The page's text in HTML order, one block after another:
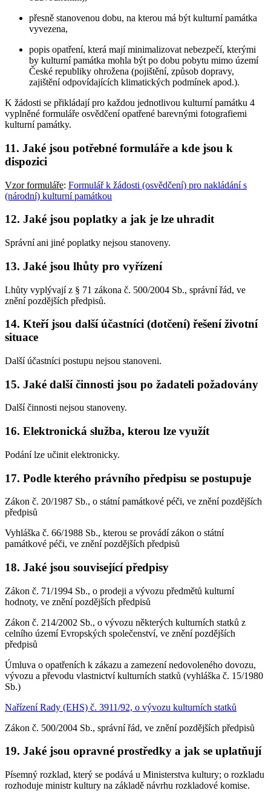
přesně stanovenou dobu, na kterou má být kulturní památka
vyvezena,
popis opatření, která mají minimalizovat nebezpečí, kterými
by kulturní památka mohla být po dobu pobytu mimo území
České republiky ohrožena (pojištění, způsob dopravy,
zajištění odpovídajících klimatických podmínek apod.).
K žádosti se přikládají pro každou jednotlivou kulturní památku 4
vyplněné formuláře osvědčení opatřené barevnými fotografiemi
kulturní památky.
11. Jaké jsou potřebné formuláře a kde jsou k
dispozici
Vzor formuláře: Formulář k žádosti (osvědčení) pro nakládání s
(národní) kulturní památkou
12. Jaké jsou poplatky a jak je lze uhradit
Správní ani jiné poplatky nejsou stanoveny.
13. Jaké jsou lhůty pro vyřízení
Lhůty vyplývají z § 71 zákona č. 500/2004 Sb., správní řád, ve
znění pozdějších předpisů.
14. Kteří jsou další účastníci (dotčení) řešení životní
situace
Další účastníci postupu nejsou stanoveni.
15. Jaké další činnosti jsou po žadateli požadovány
Další činnosti nejsou stanoveny.
16. Elektronická služba, kterou lze využít
Podání lze učinit elektronicky.
17. Podle kterého právního předpisu se postupuje
Zákon č. 20/1987 Sb., o státní památkové péči, ve znění pozdějších
předpisů
Vyhláška č. 66/1988 Sb., kterou se provádí zákon o státní
památkové péči, ve znění pozdějších předpisů
18. Jaké jsou související předpisy
Zákon č. 71/1994 Sb., o prodeji a vývozu předmětů kulturní
hodnoty, ve znění pozdějších předpisů
Zákon č. 214/2002 Sb., o vývozu některých kulturních statků z
celního území Evropských společenství, ve znění pozdějších
předpisů
Úmluva o opatřeních k zákazu a zamezení nedovoleného dovozu,
vývozu a převodu vlastnictví kulturních statků (vyhláška č. 15/1980
Sb.)
Nařízení Rady (EHS) č. 3911/92, o vývozu kulturních statků
Zákon č. 500/2004 Sb., správní řád, ve znění pozdějších předpisů
19. Jaké jsou opravné prostředky a jak se uplatňují
Písemný rozklad, který se podává u Ministerstva kultury; o rozkladu
rozhoduje ministr kultury na základě návrhu rozkladové komise.